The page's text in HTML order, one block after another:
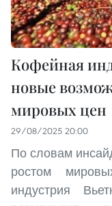
Кофейная
новые
мировых цен
29/08/2025 20:00
По словам
ростом
индустрия